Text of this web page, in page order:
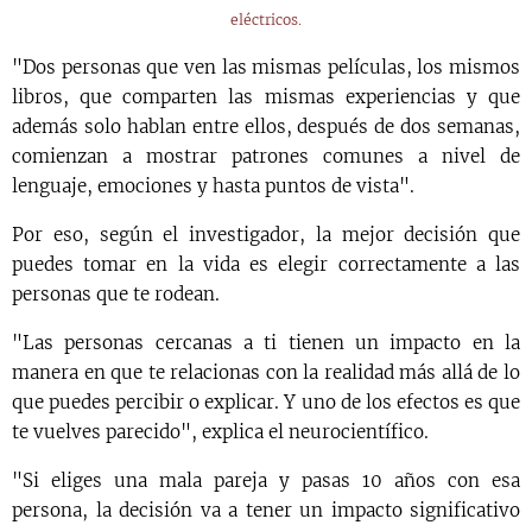
eléctricos.
"Dos personas que ven las mismas películas, los mismos
libros, que comparten las mismas experiencias y que
además solo hablan entre ellos, después de dos semanas,
comienzan a mostrar patrones comunes a nivel de
lenguaje, emociones y hasta puntos de vista".
Por eso, según el investigador, la mejor decisión que
puedes tomar en la vida es elegir correctamente a las
personas que te rodean.
"Las personas cercanas a ti tienen un impacto en la
manera en que te relacionas con la realidad más allá de lo
que puedes percibir o explicar. Y uno de los efectos es que
te vuelves parecido", explica el neurocientífico.
"Si eliges una mala pareja y pasas 10 años con esa
persona, la decisión va a tener un impacto significativo